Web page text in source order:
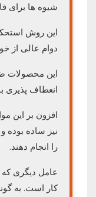
شیوه ها برای
این روش
دوام عالی از
این محصولات
انعطاف پذیری
افزون بر این
نیز ساده بوده
را انجام دهند.
عامل دیگری که
کار است. به